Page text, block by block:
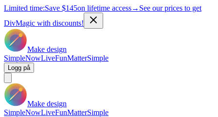
Limited time:Save $145on lifetime access→ See our prices to get
DivMagic with discounts!
Make design
SimpleNowLiveFunMatterSimple
Logg på
Make design
SimpleNowLiveFunMatterSimple